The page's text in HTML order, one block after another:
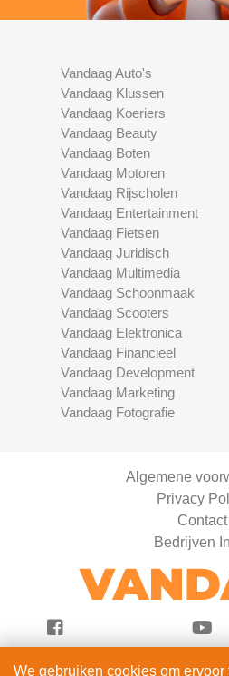
Vandaag Auto's
Vandaag Klussen
Vandaag Koeriers
Vandaag Beauty
Vandaag Boten
Vandaag Motoren
Vandaag Rijscholen
Vandaag Entertainment
Vandaag Fietsen
Vandaag Juridisch
Vandaag Multimedia
Vandaag Schoonmaak
Vandaag Scooters
Vandaag Elektronica
Vandaag Financieel
Vandaag Development
Vandaag Marketing
Vandaag Fotografie
Algemene
Privacy
Contact
Bedrijven
We gebruiken cookies om ervoor